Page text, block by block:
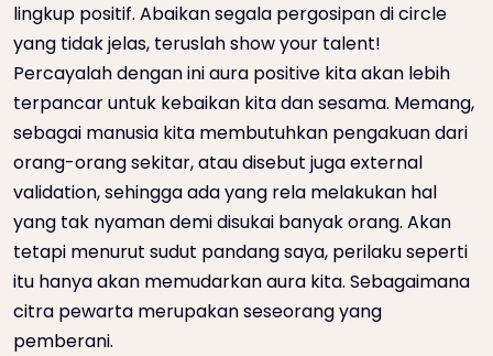
lingkup positif. Abaikan segala pergosipan di circle
yang tidak jelas, teruslah show your talent!
Percayalah dengan ini aura positive kita akan lebih
terpancar untuk kebaikan kita dan sesama. Memang,
sebagai manusia kita membutuhkan pengakuan dari
orang-orang sekitar, atau disebut juga external
validation, sehingga ada yang rela melakukan hal
yang tak nyaman demi disukai banyak orang. Akan
tetapi menurut sudut pandang saya, perilaku seperti
itu hanya akan memudarkan aura kita. Sebagaimana
citra pewarta merupakan seseorang yang
pemberani.